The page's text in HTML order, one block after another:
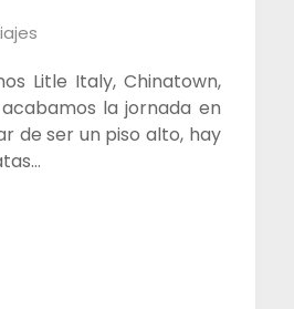
Litle Italy, Chinatown,
la jornada en
de ser un piso alto, hay